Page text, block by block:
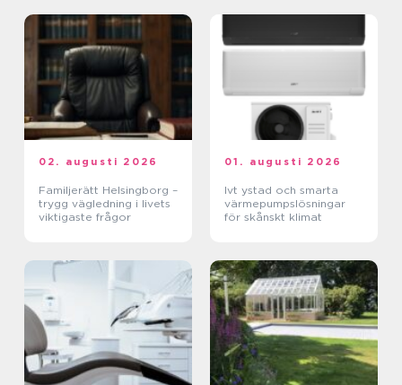
02. augusti 2026
Familjerätt Helsingborg –
trygg vägledning i livets
viktigaste frågor
01. augusti 2026
Ivt ystad och smarta
värmepumpslösningar
för skånskt klimat